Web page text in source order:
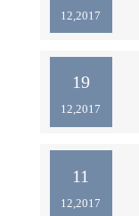
12,2017
19
12,2017
11
12,2017